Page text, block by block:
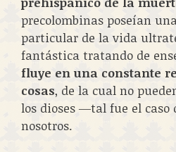
precolombinas poseían
particular de la vida
fantástica tratando de
fluye en una constante
cosas, de la cual no
los dioses ―tal fue el caso
nosotros.